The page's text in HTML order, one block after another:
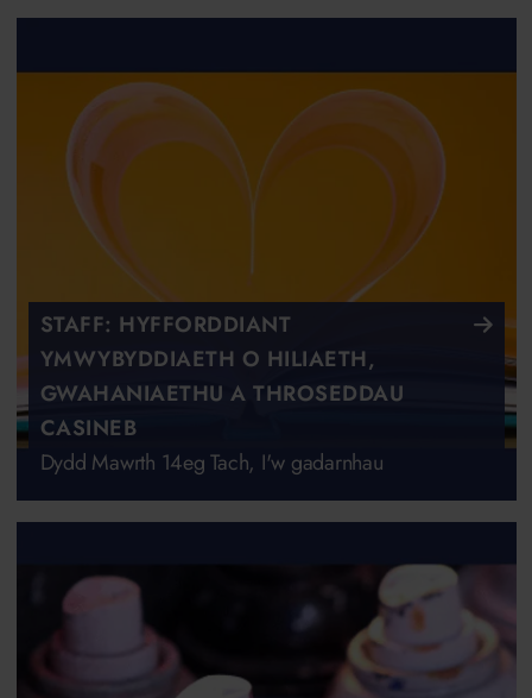
STAFF: HYFFORDDIANT
YMWYBYDDIAETH O HILIAETH,
GWAHANIAETHU A THROSEDDAU
CASINEB
Dydd Mawrth 14eg Tach, I'w gadarnhau